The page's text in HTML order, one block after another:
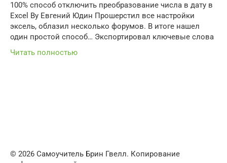
100% способ отключить преобразование числа в дату в
Еxcel By Евгений Юдин Прошерстил все настройки
эксель, облазил несколько форумов. В итоге нашел
один простой способ… Экспортировал ключевые слова
Читать полностью
© 2026 Самоучитель Брин Гвелл. Копирование